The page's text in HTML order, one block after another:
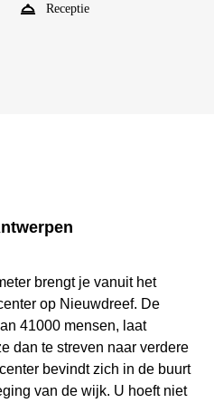
Receptie
brengt je vanuit het
op Nieuwdreef. De
41000 mensen, laat
dan te streven naar verdere
bevindt zich in de buurt
van de wijk. U hoeft niet